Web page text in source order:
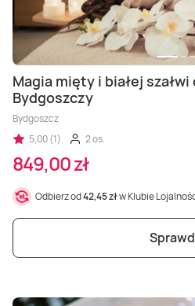
Magia mięty i białej
Bydgoszczy
Bydgoszcz
5,00 (1)
2 os.
849,00 zł
Odbierz od42,45 złw Klubie